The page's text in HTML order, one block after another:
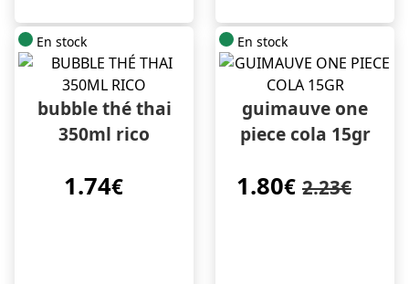
En stock
bubble thé thai
350ml rico
1.74€
En stock
guimauve one
piece cola 15gr
1.80€ 2.23€